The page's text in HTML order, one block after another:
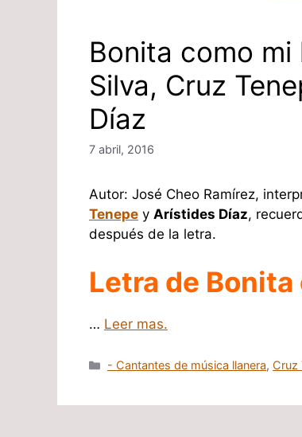
Bonita como mi
Silva, Cruz
Díaz
7 abril, 2016
Autor: José Cheo Ramírez,
Tenepe y Arístides Díaz,
después de la letra.
Letra de
… Leer mas.
Categorías
- Cantantes de música llanera, Cruz